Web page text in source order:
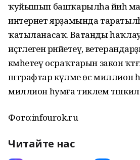
ҡуйышып башҡарылһа йәиһә
интернет ярҙамында
ҡатыланасаҡ. Ватанды
иҫтәлеген рәнйетеү,
кәмһетеү осраҡтарын закон ҡәтғи
штрафтар күләме өс миллион
миллион һумға тиклем тәшкил
Фото:infourok.ru
Читайте нас